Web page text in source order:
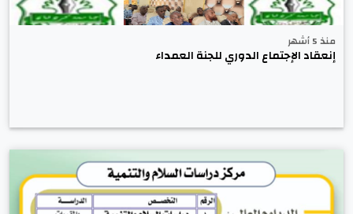
منذ 5 أشهر
إنعقاد الإجتماع الدوري للجنة العمداء